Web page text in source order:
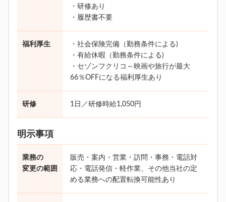
・研修あり
・履歴書不要
福利厚生
・社会保険完備（勤務条件による)
・有給休暇（勤務条件による)
・セゾンフクリコ～映画や旅行が最大
66％OFFになる福利厚生あり
研修 1日／研修時給1,050円
明示事項
業務の
変更の範囲
販売・案内・営業・訪問・事務・電話対
応・電話発信・軽作業、その他当社の定
める業務への配置転換可能性あり